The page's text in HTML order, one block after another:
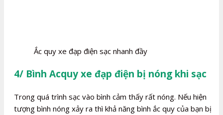
Ắc quy xe đạp điện sạc nhanh đầy
4/ Bình Acquy xe đạp điện bị nóng khi sạc
Trong quá trình sạc vào bình cảm thấy rất nóng. Nếu hiện
tượng bình nóng xảy ra thì khả năng bình ắc quy của bạn bị